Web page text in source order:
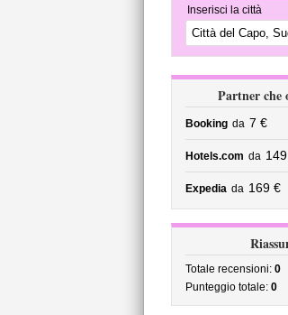
Inserisci la città
Partner che
Booking da 7 €
Hotels.com da
Expedia da 169 €
Totale recensioni: 0
Punteggio totale: 0